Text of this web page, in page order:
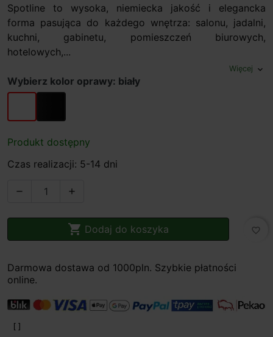
Spotline to wysoka, niemiecka jakość i elegancka
forma pasująca do każdego wnętrza: salonu, jadalni,
kuchni, gabinetu, pomieszczeń biurowych,
hotelowych,...
Więcej expand_more
Wybierz kolor oprawy: biały
biały czarny
Produkt dostępny
Czas realizacji: 5-14 dni
 
 Dodaj do koszyka favorite_border
Darmowa dostawa od 1000pln. Szybkie płatności
online.